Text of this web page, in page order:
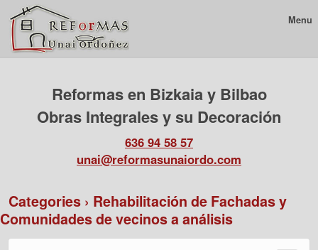
Menu
Reformas en Bizkaia y Bilbao
Obras Integrales y su Decoración
636 94 58 57
unai@reformasunaiordo.com
Categories › Rehabilitación de Fachadas y
Comunidades de vecinos a análisis